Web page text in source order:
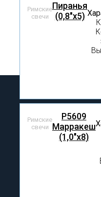
Римские
свечи
Пиранья
(0,8"х5)
Римские
свечи
Р5609
Марракеш
(1,0"х8)